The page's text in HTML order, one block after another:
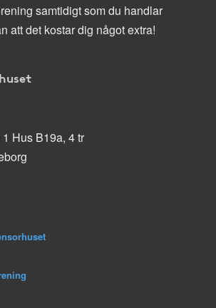
samtidigt som du handlar
att det kostar dig något extra!
Hus B19a, 4 tr